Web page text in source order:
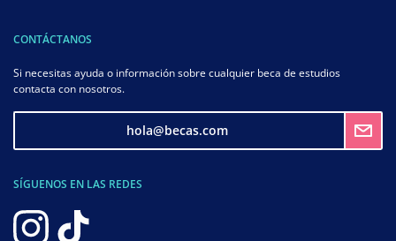
CONTÁCTANOS
Si necesitas ayuda o información sobre cualquier beca de estudios
contacta con nosotros.
hola@becas.com
SÍGUENOS EN LAS REDES